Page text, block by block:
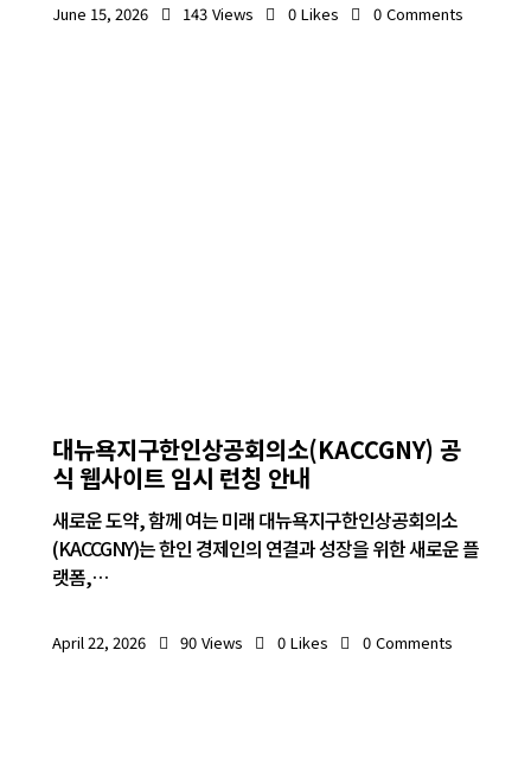
June 15, 2026 143 Views 0 Likes 0 Comments
대뉴욕지구한인상공회의소(KACCGNY) 공
식 웹사이트 임시 런칭 안내
새로운 도약, 함께 여는 미래 대뉴욕지구한인상공회의소
(KACCGNY)는 한인 경제인의 연결과 성장을 위한 새로운 플
랫폼,…
April 22, 2026 90 Views 0 Likes 0 Comments